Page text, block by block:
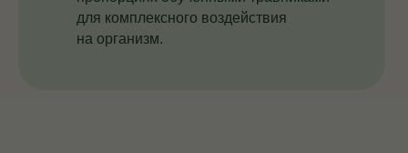
для комплексного воздействия
на организм.